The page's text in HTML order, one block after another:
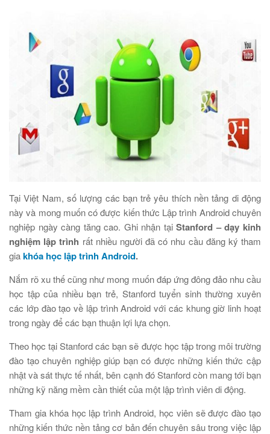
Tại Việt Nam, số lượng các bạn trẻ yêu thích nền tảng di động
này và mong muốn có được kiến thức Lập trình Android chuyên
nghiệp ngày càng tăng cao. Ghi nhận tạiStanford – dạy kinh
nghiệm lập trình rất nhiều người đã có nhu cầu đăng ký tham
giakhóa học lập trình Android.
Nắm rõ xu thế cũng như mong muốn đáp ứng đông đảo nhu cầu
học tập của nhiều bạn trẻ, Stanford tuyển sinh thường xuyên
các lớp đào tạo về lập trình Android với các khung giờ linh hoạt
trong ngày để các bạn thuận lợi lựa chọn.
Theo học tại Stanford các bạn sẽ được học tập trong môi trường
đào tạo chuyên nghiệp giúp bạn có được những kiến thức cập
nhật và sát thực tế nhất, bên cạnh đó Stanford còn mang tới bạn
những kỹ năng mềm cần thiết của một lập trình viên di động.
Tham gia khóa học lập trình Android, học viên sẽ được đào tạo
những kiến thức nền tảng cơ bản đến chuyên sâu trong việc lập